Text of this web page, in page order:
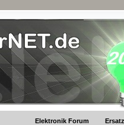
Elektronik Forum